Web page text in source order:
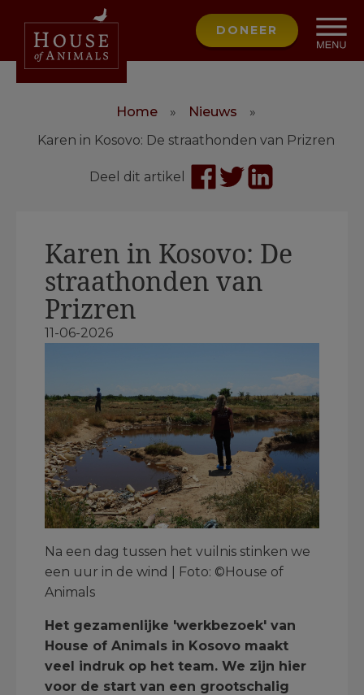
DONEER
Home » Nieuws
»
Karen in Kosovo: De straathonden van Prizren
Deel dit artikel
Karen in Kosovo: De
straathonden van
Prizren
11-06-2026
Na een dag tussen het vuilnis stinken we
een uur in de wind | Foto: ©House of
Animals
Het gezamenlijke 'werkbezoek' van
House of Animals in Kosovo maakt
veel indruk op het team. We zijn hier
voor de start van een grootschalig